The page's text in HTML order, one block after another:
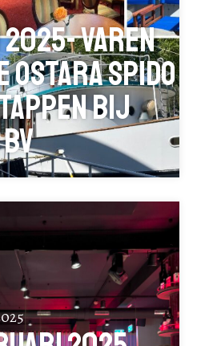
Varen
Ostara Spido
bij